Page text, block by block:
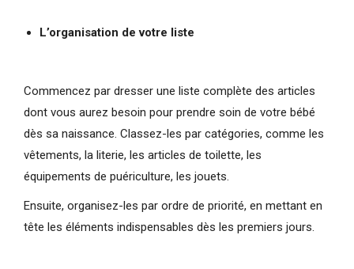
L’organisation de votre liste
Commencez par dresser une liste complète des articles
dont vous aurez besoin pour prendre soin de votre bébé
dès sa naissance. Classez-les par catégories, comme les
vêtements, la literie, les articles de toilette, les
équipements de puériculture, les jouets.
Ensuite, organisez-les par ordre de priorité, en mettant en
tête les éléments indispensables dès les premiers jours.